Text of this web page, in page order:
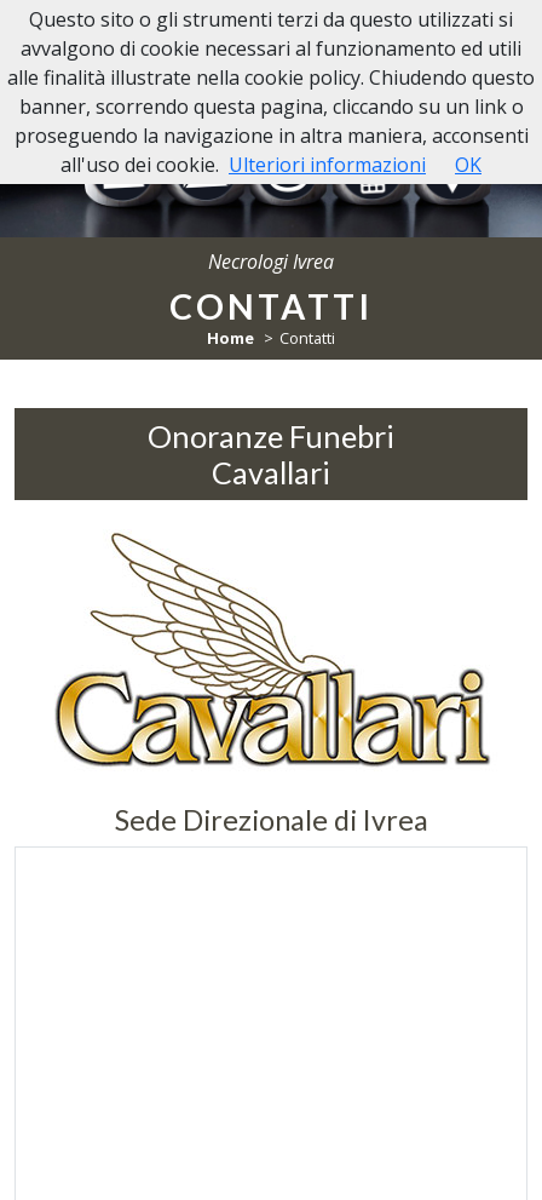
Necrologi Ivrea
Necrologi Ivrea
CONTATTI
Home Contatti
Onoranze Funebri
Cavallari
Sede Direzionale di Ivrea
Questo sito o gli strumenti terzi da questo utilizzati si
avvalgono di cookie necessari al funzionamento ed utili
alle finalità illustrate nella cookie policy. Chiudendo questo
banner, scorrendo questa pagina, cliccando su un link o
proseguendo la navigazione in altra maniera, acconsenti
all'uso dei cookie. Ulteriori informazioni OK